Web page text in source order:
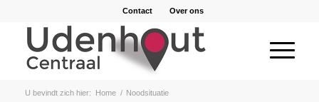
Contact Over ons
U bevindt zich hier: Home / Noodsituatie